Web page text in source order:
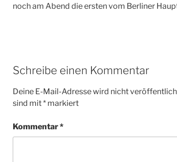
noch am Abend die ersten vom Berliner
Schreibe einen Kommentar
Deine E-Mail-Adresse wird nicht
sind mit* markiert
Kommentar*